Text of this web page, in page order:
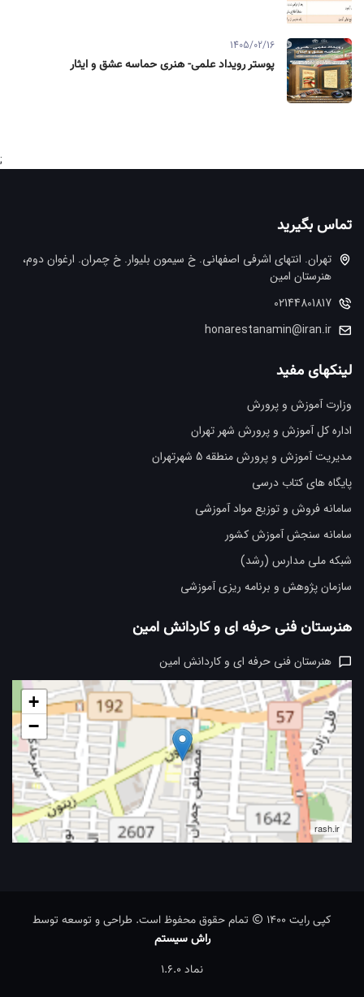
1405/02/16
پوستر رویداد علمی- هنری حماسه عشق و ایثار
;
تماس بگیرید
تهران. انتهاي اشرفي اصفهاني. خ سيمون بليوار. خ چمران. ارغوان دوم،
هنرستان امین
02144801817
honarestanamin@iran.ir
لینکهای مفید
وزارت آموزش و پرورش
اداره کل آموزش و پرورش شهر تهران
مدیریت آموزش و پرورش منطقه 5 شهرتهران
پایگاه های کتاب درسی
سامانه فروش و توزیع مواد آموزشی
سامانه سنجش آموزش کشور
شبکه ملی مدارس (رشد)
سازمان پژوهش و برنامه ریزی آموزشی
هنرستان فنی حرفه ای و کاردانش امین
هنرستان فنی حرفه ای و کاردانش امین
+
−
rash.ir
کپی رایت 1400
تمام حقوق محفوظ است. طراحی و توسعه توسط
راش سیستم
نماد 1.6.0